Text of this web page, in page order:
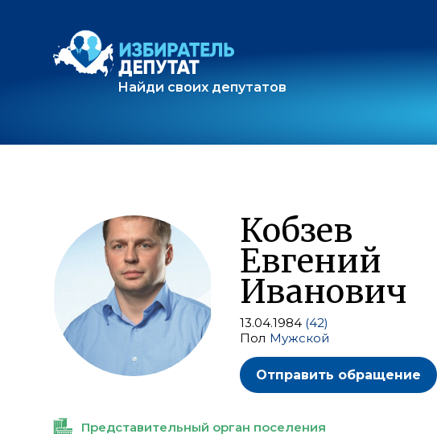
Найди своих депутатов
Кобзев
Евгений
Иванович
13.04.1984 (42)
Пол Мужской
Отправить обращение
Представительный орган поселения